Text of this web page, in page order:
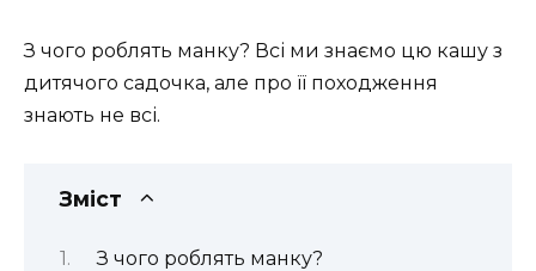
З чого роблять манку? Всі ми знаємо цю кашу з
дитячого садочка, але про її походження
знають не всі.
Зміст
З чого роблять манку?